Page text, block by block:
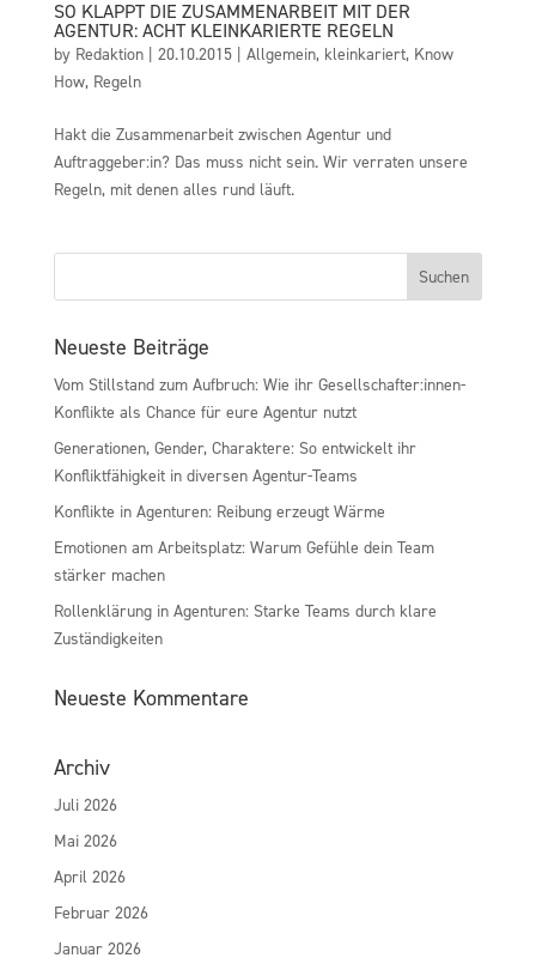
SO KLAPPT DIE ZUSAMMENARBEIT MIT DER
AGENTUR: ACHT KLEINKARIERTE REGELN
by Redaktion| 20.10.2015| Allgemein, kleinkariert, Know
How, Regeln
Hakt die Zusammenarbeit zwischen Agentur und
Auftraggeber:in? Das muss nicht sein. Wir verraten unsere
Regeln, mit denen alles rund läuft.
Neueste Beiträge
Vom Stillstand zum Aufbruch: Wie ihr Gesellschafter:innen-
Konflikte als Chance für eure Agentur nutzt
Generationen, Gender, Charaktere: So entwickelt ihr
Konfliktfähigkeit in diversen Agentur-Teams
Konflikte in Agenturen: Reibung erzeugt Wärme
Emotionen am Arbeitsplatz: Warum Gefühle dein Team
stärker machen
Rollenklärung in Agenturen: Starke Teams durch klare
Zuständigkeiten
Neueste Kommentare
Archiv
Juli 2026
Mai 2026
April 2026
Februar 2026
Januar 2026